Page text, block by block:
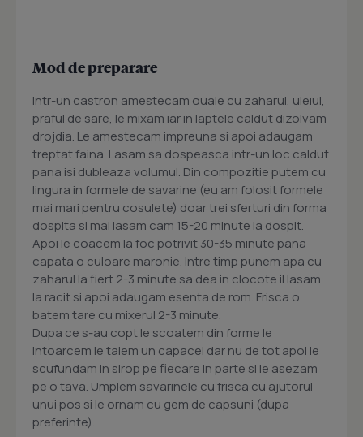
Mod de preparare
Intr-un castron amestecam ouale cu zaharul, uleiul,
praful de sare, le mixam iar in laptele caldut dizolvam
drojdia. Le amestecam impreuna si apoi adaugam
treptat faina. Lasam sa dospeasca intr-un loc caldut
pana isi dubleaza volumul. Din compozitie putem cu
lingura in formele de savarine (eu am folosit formele
mai mari pentru cosulete) doar trei sferturi din forma
dospita si mai lasam cam 15-20 minute la dospit.
Apoi le coacem la foc potrivit 30-35 minute pana
capata o culoare maronie. Intre timp punem apa cu
zaharul la fiert 2-3 minute sa dea in clocote il lasam
la racit si apoi adaugam esenta de rom. Frisca o
batem tare cu mixerul 2-3 minute.
Dupa ce s-au copt le scoatem din forme le
intoarcem le taiem un capacel dar nu de tot apoi le
scufundam in sirop pe fiecare in parte si le asezam
pe o tava. Umplem savarinele cu frisca cu ajutorul
unui pos si le ornam cu gem de capsuni (dupa
preferinte).